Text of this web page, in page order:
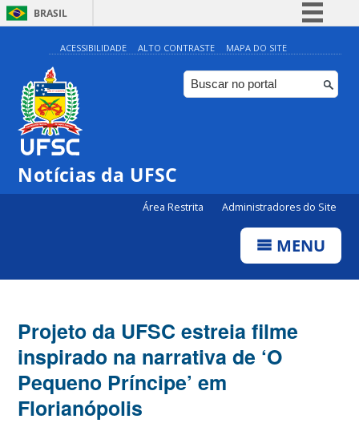
BRASIL
Simplifique!
Comunica BR
Participe
ACESSIBILIDADE ALTO CONTRASTE MAPA DO SITE
Notícias da UFSC
Área Restrita Administradores do Site
MENU
Projeto da UFSC estreia filme
inspirado na narrativa de ‘O
Pequeno Príncipe’ em
Florianópolis